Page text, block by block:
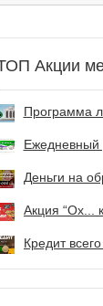
Акции
Программа
Ежедневный
Деньги на